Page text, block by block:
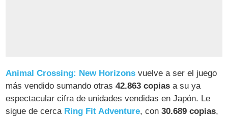
Animal Crossing: New Horizons vuelve a ser el juego
más vendido sumando otras42.863 copias a su ya
espectacular cifra de unidades vendidas en Japón. Le
sigue de cerca Ring Fit Adventure, con30.689 copias,